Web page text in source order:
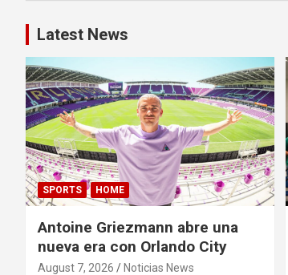
t
n
a
v
i
g
a
Latest News
SPORTS HOME
Antoine Griezmann abre una
nueva era con Orlando City
August 7, 2026 Noticias News